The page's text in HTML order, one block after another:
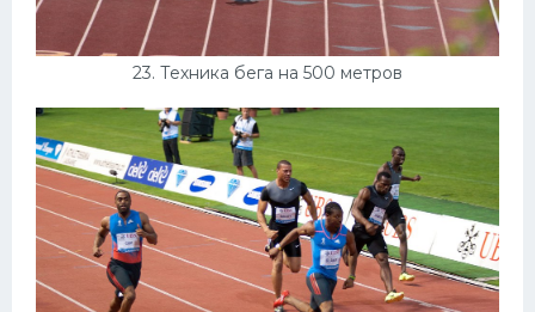
23. Техника бега на 500 метров